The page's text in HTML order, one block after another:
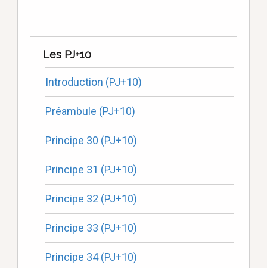
Les PJ+10
Introduction (PJ+10)
Préambule (PJ+10)
Principe 30 (PJ+10)
Principe 31 (PJ+10)
Principe 32 (PJ+10)
Principe 33 (PJ+10)
Principe 34 (PJ+10)